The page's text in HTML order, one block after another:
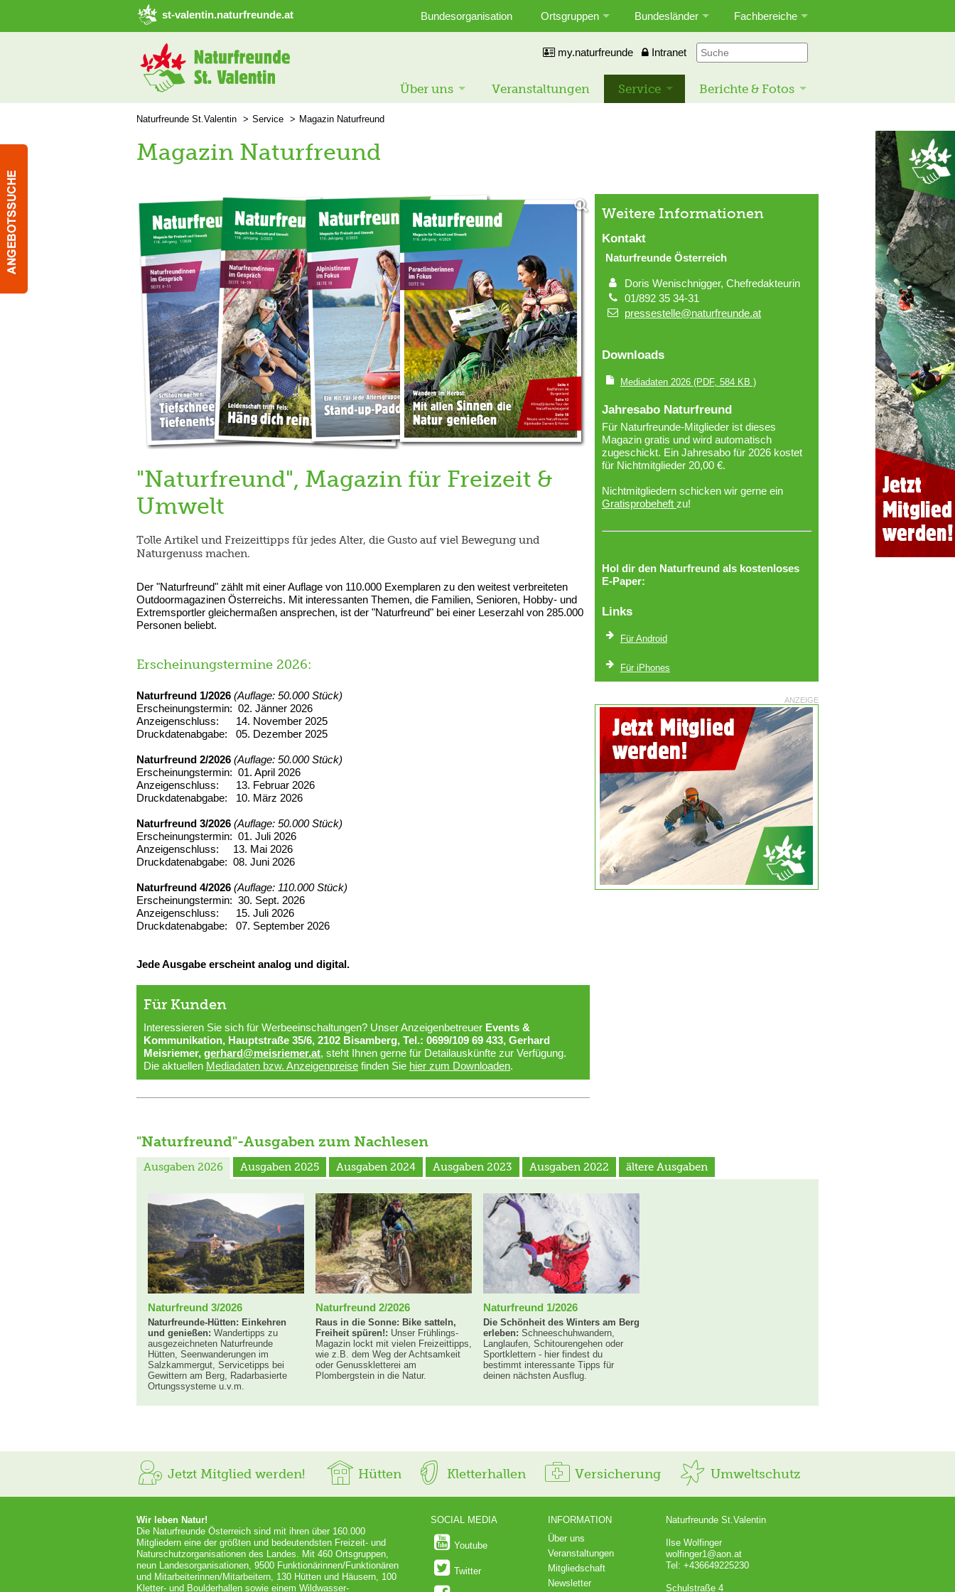
➜ Hauptregion der Seite anspringen
st-valentin.naturfreunde.at Bundesorganisation Ortsgruppen Bundesländer Fachbereiche
my.naturfreunde Intranet
Über uns Veranstaltungen Service Berichte & Fotos
Naturfreunde St.Valentin Service Magazin Naturfreund
Magazin Naturfreund
"Naturfreund", Magazin für Freizeit &
Umwelt
Tolle Artikel und Freizeittipps für jedes Alter, die Gusto auf viel Bewegung und
Naturgenuss machen.
Der "Naturfreund" zählt mit einer Auflage von 110.000 Exemplaren zu den weitest verbreiteten
Outdoormagazinen Österreichs. Mit interessanten Themen, die Familien, Senioren, Hobby- und
Extremsportler gleichermaßen ansprechen, ist der "Naturfreund" bei einer Leserzahl von 285.000
Personen beliebt.
Erscheinungstermine 2026:
Naturfreund 1/2026 (Auflage: 50.000 Stück)
Erscheinungstermin: 02. Jänner 2026
Anzeigenschluss: 14. November 2025
Druckdatenabgabe: 05. Dezember 2025
Naturfreund 2/2026 (Auflage: 50.000 Stück)
Erscheinungstermin: 01. April 2026
Anzeigenschluss: 13. Februar 2026
Druckdatenabgabe: 10. März 2026
Naturfreund 3/2026 (Auflage: 50.000 Stück)
Erscheinungstermin: 01. Juli 2026
Anzeigenschluss: 13. Mai 2026
Druckdatenabgabe: 08. Juni 2026
Naturfreund 4/2026 (Auflage: 110.000 Stück)
Erscheinungstermin: 30. Sept. 2026
Anzeigenschluss: 15. Juli 2026
Druckdatenabgabe: 07. September 2026
Jede Ausgabe erscheint analog und digital.
Für Kunden
Interessieren Sie sich für Werbeeinschaltungen? Unser Anzeigenbetreuer Events &
Kommunikation, Hauptstraße 35/6, 2102 Bisamberg, Tel.: 0699/109 69 433, Gerhard
Meisriemer, gerhard@meisriemer.at, steht Ihnen gerne für Detailauskünfte zur Verfügung.
Die aktuellen Mediadaten bzw. Anzeigenpreise finden Sie hier zum Downloaden.
Weitere Informationen
Kontakt
Naturfreunde Österreich
Doris Wenischnigger, Chefredakteurin
01/892 35 34-31
pressestelle@naturfreunde.at
Downloads
Mediadaten 2026(PDF, 584 KB )
Jahresabo Naturfreund
Für Naturfreunde-Mitglieder ist dieses
Magazin gratis und wird automatisch
zugeschickt. Ein Jahresabo für 2026 kostet
für Nichtmitglieder 20,00 €.
Nichtmitgliedern schicken wir gerne ein
Gratisprobeheft zu!
Hol dir den Naturfreund als kostenloses
E-Paper:
Links
Für Android
Für iPhones
ANZEIGE
"Naturfreund"-Ausgaben zum Nachlesen
Ausgaben 2026 Ausgaben 2025 Ausgaben 2024 Ausgaben 2023 Ausgaben 2022 ältere Ausgaben
Naturfreund 3/2026
Naturfreunde-Hütten: Einkehren
und genießen: Wandertipps zu
ausgezeichneten Naturfreunde
Hütten, Seenwanderungen im
Salzkammergut, Servicetipps bei
Gewittern am Berg, Radarbasierte
Ortungssysteme u.v.m.
Naturfreund 2/2026
Raus in die Sonne: Bike satteln,
Freiheit spüren!: Unser Frühlings-
Magazin lockt mit vielen Freizeittipps,
wie z.B. dem Weg der Achtsamkeit
oder Genusskletterei am
Plombergstein in die Natur.
Naturfreund 1/2026
Die Schönheit des Winters am Berg
erleben: Schneeschuhwandern,
Langlaufen, Schitourengehen oder
Sportklettern - hier findest du
bestimmt interessante Tipps für
deinen nächsten Ausflug.
Jetzt Mitglied werden! Hütten Kletterhallen Versicherung Umweltschutz
Wir leben Natur!
Die Naturfreunde Österreich sind mit ihren über 160.000
Mitgliedern eine der größten und bedeutendsten Freizeit- und
Naturschutzorganisationen des Landes. Mit 460 Ortsgruppen,
neun Landesorganisationen, 9500 Funktionärinnen/Funktionären
und Mitarbeiterinnen/Mitarbeitern, 130 Hütten und Häusern, 100
Kletter- und Boulderhallen sowie einem Wildwasser-
SOCIAL MEDIA
Youtube
Twitter
INFORMATION
Über uns
Veranstaltungen
Mitgliedschaft
Newsletter
Naturfreunde St.Valentin
Ilse Wolfinger
wolfinger1@aon.at
Tel: +436649225230
Schulstraße 4